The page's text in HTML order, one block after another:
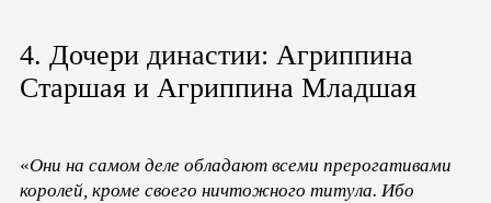
4. Дочери династии: Агриппина
Старшая и Агриппина Младшая
«Они на самом деле обладают всеми прерогативами
королей, кроме своего ничтожного титула. Ибо